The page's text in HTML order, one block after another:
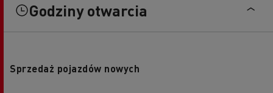
Godziny otwarcia
Sprzedaż pojazdów nowych